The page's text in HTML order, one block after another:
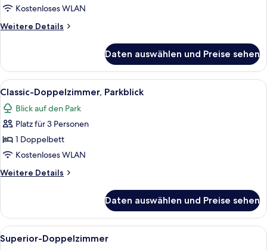
Meerblick
anzeigen
Kostenloses WLAN
Weitere Details
Weitere
Doppelzimmer,
Meerblick
Daten auswählen und Preise sehen
Alle
Fotos
für
Classic-
Doppelzimmer,
Parkblick
anzeigen
Ein Hotelzimmer mit einem Bett,
1
Classic-Doppelzimmer, Parkblick
Blick auf den Park
Platz für 3 Personen
1 Doppelbett
Kostenloses WLAN
Weitere Details
Weitere
Doppelzimmer,
Parkblick
Daten auswählen und Preise sehen
Alle
Fotos
Ein Bett mit weißen Bettwäsche,
3
Superior-Doppelzimmer